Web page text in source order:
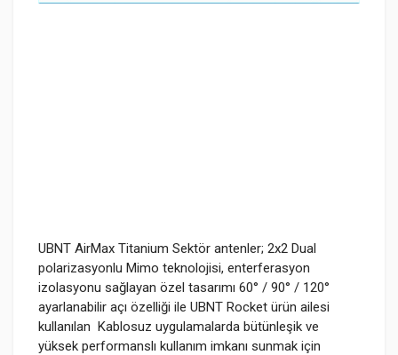
UBNT AirMax Titanium Sektör antenler; 2x2 Dual
polarizasyonlu Mimo teknolojisi, enterferasyon
izolasyonu sağlayan özel tasarımı 60° / 90° / 120°
ayarlanabilir açı özelliği ile UBNT Rocket ürün ailesi
kullanılan Kablosuz uygulamalarda bütünleşik ve
yüksek performanslı kullanım imkanı sunmak için